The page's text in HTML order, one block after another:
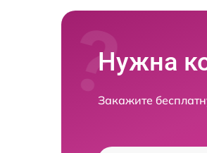
Нужна
Закажите